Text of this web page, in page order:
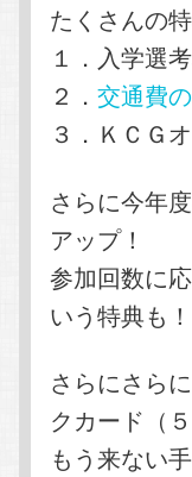
たくさんの
１．入学選
２．交通費
３．ＫＣＧ
さらに今年
アップ！
参加回数に
いう特典も！
さらにさら
クカード（
もう来ない